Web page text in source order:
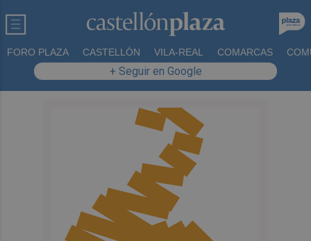
FORO PLAZA CASTELLÓN VILA-REAL COMARCAS
+ Seguir en Google